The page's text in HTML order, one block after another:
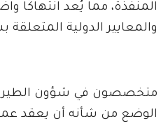
المنفذة، مما يُعد انتهاكًا
والمعايير الدولية المتعلقة
متخصصون في شؤون الطيران
الوضع من شأنه أن يعقد